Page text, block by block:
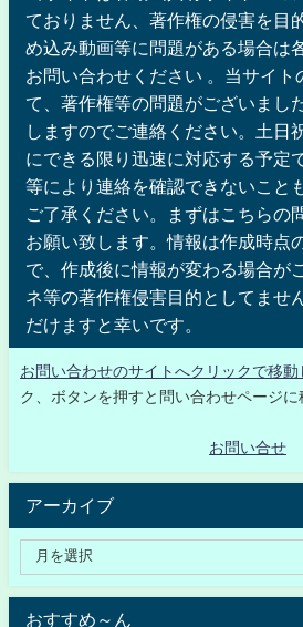
ておりません、著作権の侵害を目
め込み動画等に問題がある場合は
お問い合わせください 。当サイト
て、著作権等の問題がございまし
しますのでご連絡ください。土日
にできる限り迅速に対応する予定
等により連絡を確認できないこと
ご了承ください。まずはこちらの
お願い致します。情報は作成時点
で、作成後に情報が変わる場合が
ネ等の著作権侵害目的としてませ
だけますと幸いです。
お問い合わせのサイトへクリックで移動
ク、ボタンを押すと問い合わせページに
お問い合せ
アーカイブ
おすすめ～ん